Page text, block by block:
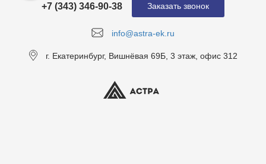
info@astra-ek.ru
+7 (343) 346-90-38
г. Екатеринбург, Вишнёвая 69Б, 3 этаж, офис 312
Заказать звонок